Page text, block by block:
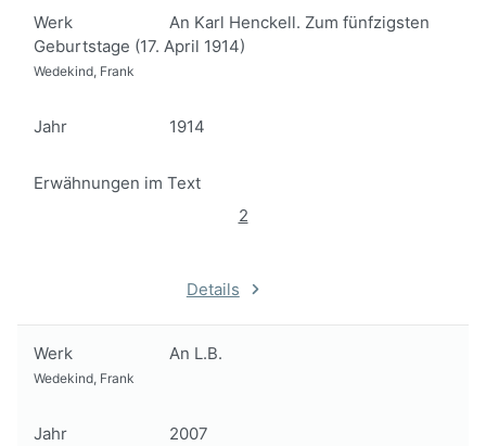
Werk
An Karl Henckell. Zum fünfzigsten
Geburtstage (17. April 1914)
Wedekind, Frank
Jahr 1914
Erwähnungen im Text
2
Details
Werk An L.B.
Wedekind, Frank
Jahr 2007